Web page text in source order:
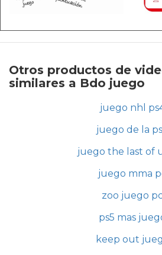
Otros productos de
similares a Bdo juego
juego nhl
juego de la
juego the last of
juego mma
zoo juego
ps5 mas
keep out